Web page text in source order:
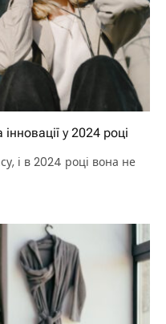
у 2024 році
і в 2024 році вона не